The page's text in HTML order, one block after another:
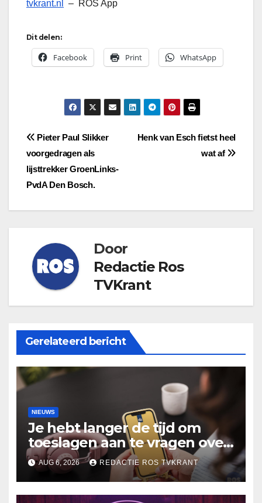
tvkrant.nl
– ROS App
Dit delen:
Facebook Print WhatsApp
Bericht
navigatie
Henk van Esch fietst heel
wat af
Pieter Paul Slikker
voorgedragen als
lijsttrekker GroenLinks-
PvdA Den Bosch.
Door
Redactie Ros
TVKrant
Gerelateerd bericht
NIEUWS
Je hebt langer de tijd om
toeslagen aan te vragen over
2025
AUG 6, 2026 REDACTIE ROS TVKRANT